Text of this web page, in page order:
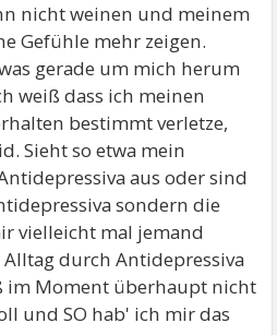
nicht weinen und meinem
Gefühle mehr zeigen.
gerade um mich herum
weiß dass ich meinen
bestimmt verletze,
Sieht so etwa mein
aus oder sind
sondern die
vielleicht mal jemand
durch Antidepressiva
im Moment überhaupt nicht
und SO hab' ich mir das